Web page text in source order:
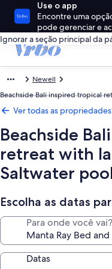
Use o app
Encontre uma
pode gerenciar e
Ignorar a seção principal da
Newell
Beachside Bali inspired tropical
Ver todas as propriedades
Beachside
retreat with
Saltwater
Escolha as datas
Para onde você vai?
Datas